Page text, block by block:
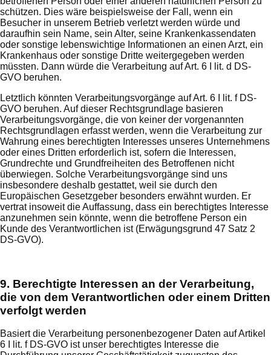
schützen. Dies wäre beispielsweise der Fall, wenn ein
Besucher in unserem Betrieb verletzt werden würde und
daraufhin sein Name, sein Alter, seine Krankenkassendaten
oder sonstige lebenswichtige Informationen an einen Arzt, ein
Krankenhaus oder sonstige Dritte weitergegeben werden
müssten. Dann würde die Verarbeitung auf Art. 6 I lit. d DS-
GVO beruhen.
Letztlich könnten Verarbeitungsvorgänge auf Art. 6 I lit. f DS-
GVO beruhen. Auf dieser Rechtsgrundlage basieren
Verarbeitungsvorgänge, die von keiner der vorgenannten
Rechtsgrundlagen erfasst werden, wenn die Verarbeitung zur
Wahrung eines berechtigten Interesses unseres Unternehmens
oder eines Dritten erforderlich ist, sofern die Interessen,
Grundrechte und Grundfreiheiten des Betroffenen nicht
überwiegen. Solche Verarbeitungsvorgänge sind uns
insbesondere deshalb gestattet, weil sie durch den
Europäischen Gesetzgeber besonders erwähnt wurden. Er
vertrat insoweit die Auffassung, dass ein berechtigtes Interesse
anzunehmen sein könnte, wenn die betroffene Person ein
Kunde des Verantwortlichen ist (Erwägungsgrund 47 Satz 2
DS-GVO).
9. Berechtigte Interessen an der Verarbeitung,
die von dem Verantwortlichen oder einem Dritten
verfolgt werden
Basiert die Verarbeitung personenbezogener Daten auf Artikel
6 I lit. f DS-GVO ist unser berechtigtes Interesse die